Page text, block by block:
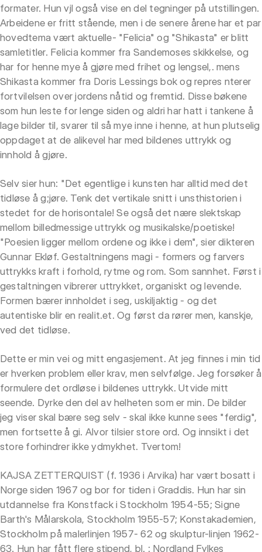
formater. Hun vjl også vise en del tegninger på utstillingen.
Arbeidene er fritt stående, men i de senere årene har et par
hovedtema vært aktuelle- "Felicia" og "Shikasta" er blitt
samletitler. Felicia kommer fra Sandemoses skikkelse, og
har for henne mye å gjøre med frihet og lengsel,. mens
Shikasta kommer fra Doris Lessings bok og repres nterer
fortvilelsen over jordens nåtid og fremtid. Disse bøkene
som hun leste for lenge siden og aldri har hatt i tankene å
lage bilder til, svarer til så mye inne i henne, at hun plutselig
oppdaget at de alikevel har med bildenes uttrykk og
innhold å gjøre.
Selv sier hun: "Det egentlige i kunsten har alltid med det
tidløse å g;jøre. Tenk det vertikale snitt i unsthistorien i
stedet for de horisontale! Se også det nære slektskap
mellom billedmessige uttrykk og musikalske/poetiske!
"Poesien ligger mellom ordene og ikke i dem", sier dikteren
Gunnar Ekløf. Gestaltningens magi - formers og farvers
uttrykks kraft i forhold, rytme og rom. Som sannhet. Først i
gestaltningen vibrerer uttrykket, organiskt og levende.
Formen bærer innholdet i seg, uskiljaktig - og det
autentiske blir en realit.et. Og først da rører men, kanskje,
ved det tidløse.
Dette er min vei og mitt engasjement. At jeg finnes i min tid
er hverken problem eller krav, men selvfølge. Jeg forsøker å
formulere det ordløse i bildenes uttrykk. Utvide mitt
seende. Dyrke den del av helheten som er min. De bilder
jeg viser skal bære seg selv - skal ikke kunne sees "ferdig",
men fortsette å gi. Alvor tilsier store ord. Og innsikt i det
store forhindrer ikke ydmykhet. Tvertom!
KAJSA ZETTERQUIST (f. 1936 i Arvika) har vært bosatt i
Norge siden 1967 og bor for tiden i Graddis. Hun har sin
utdannelse fra Konstfack i Stockholm 1954-55; Signe
Barth's Målarskola, Stockholm 1955-57; Konstakademien,
Stockholm på malerlinjen 1957- 62 og skulptur-linjen 1962-
63. Hun har fått flere stipend, bl. : Nordland Fylkes